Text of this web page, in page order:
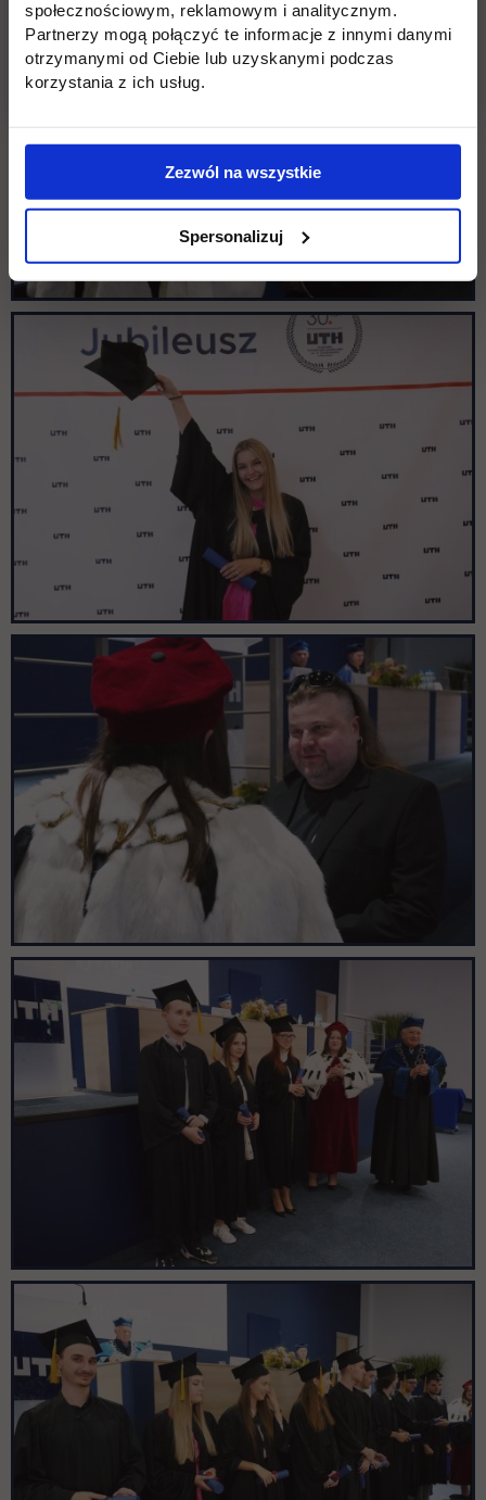
społecznościowym, reklamowym i analitycznym.
Partnerzy mogą połączyć te informacje z innymi danymi
otrzymanymi od Ciebie lub uzyskanymi podczas
korzystania z ich usług.
Zezwól na wszystkie
Spersonalizuj